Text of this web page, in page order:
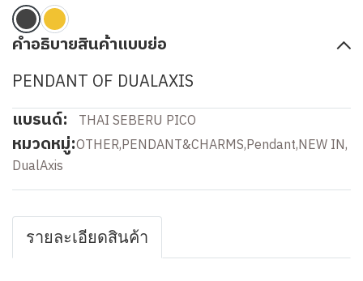
คำอธิบายสินค้าแบบย่อ
PENDANT OF DUALAXIS
แบรนด์: THAI SEBERU PICO
หมวดหมู่:OTHER,PENDANT&CHARMS,Pendant,NEW IN,
DualAxis
รายละเอียดสินค้า